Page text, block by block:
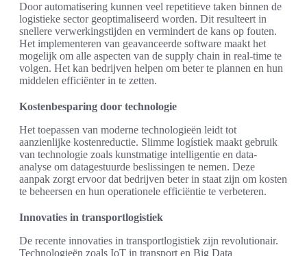
Door automatisering kunnen veel repetitieve taken binnen de
logistieke sector geoptimaliseerd worden. Dit resulteert in
snellere verwerkingstijden en vermindert de kans op fouten.
Het implementeren van geavanceerde software maakt het
mogelijk om alle aspecten van de supply chain in real-time te
volgen. Het kan bedrijven helpen om beter te plannen en hun
middelen efficiënter in te zetten.
Kostenbesparing door technologie
Het toepassen van moderne technologieën leidt tot
aanzienlijke kostenreductie. Slimme logístiek maakt gebruik
van technologie zoals kunstmatige intelligentie en data-
analyse om datagestuurde beslissingen te nemen. Deze
aanpak zorgt ervoor dat bedrijven beter in staat zijn om kosten
te beheersen en hun operationele efficiëntie te verbeteren.
Innovaties in transportlogistiek
De recente innovaties in transportlogistiek zijn revolutionair.
Technologieën zoals IoT in transport en Big Data